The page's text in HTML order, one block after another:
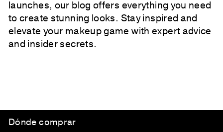
launches, our blog offers everything you need
to create stunning looks. Stay inspired and
elevate your makeup game with expert advice
and insider secrets.
Dónde comprar